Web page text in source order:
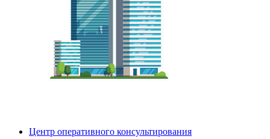
Центр оперативного консультирования